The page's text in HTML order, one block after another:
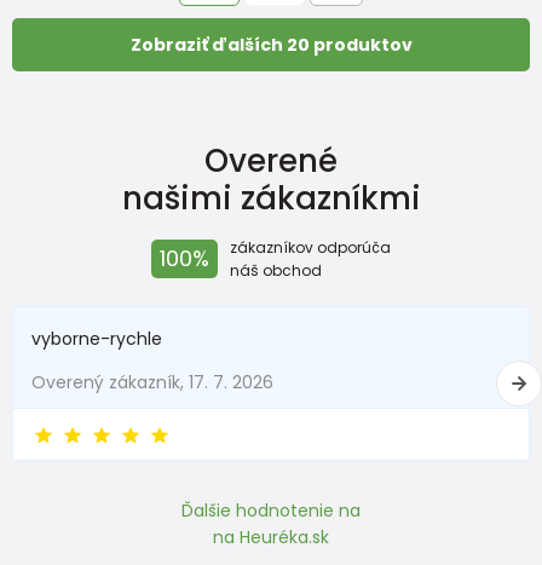
Zobraziť ďalších 20 produktov
Overené
našimi zákazníkmi
100%
zákazníkov odporúča
náš obchod
vyborne-rychle
Overený zákazník, 17. 7. 2026
Ďalšie hodnotenie na
na Heuréka.sk